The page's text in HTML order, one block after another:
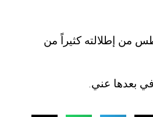
من إطلالته كثيراً من
في بعدها عني.